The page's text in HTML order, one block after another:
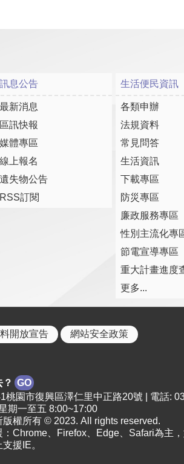
訊息公告
最新消息
區訊快報
媒體專區
線上報名
遺失物公告
RSS訂閱
生活便民資訊
各類申辦
法規資料
常見問答
生活資訊
下載專區
防災專區
廉政服務專區
性別主流化專
節電宣導專區
重大計畫進度
更多...
開放宣告 網站安全政策
GO
桃園市復興區澤仁里中正路20號 | 電話:
期一至五 8:00~17:00
版權所有 © 2023. All rights reserved.
：Chrome、Firefox、Edge、Safari為主
援IE。